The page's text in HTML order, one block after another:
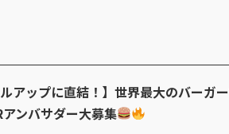
ルアップに直結！】世界最大のバーガ
ンバサダー大募集